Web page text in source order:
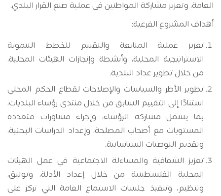
العامة، وتعزيز مشاركة المواطنين في عملية صنع القرار البلدي.
أهداف المشروع الفرعية:
تعزيز عملية المتابعة والتقييم للخطط التنموية
الاستراتيجية المحلية، وأنشطة وإنجازات الهيئات المحلية،
من خلال تطوير عداد البلدية.
تطوير الأطر والسياسات والإصلاحات لقطاع الحكم المحلي
استنادًا إلى التقييم السابق من خلال منتدى رؤساء البلديات،
بما يشمل مشاركة الرؤساء، وإجراء مشاورات متعددة
المستويات مع أصحاب المصلحة، وإعداد الدراسات البحثية،
وتقديم التوصيات السياساتية.
تعزيز الشفافية والمساءلة الاجتماعية في عمل الهيئات
المحلية الفلسطينية من خلال إعداد الأدلة، وتوثيق،
وتنظيم، وتنفيذ جلسات الاستماع العامة التي تركز على